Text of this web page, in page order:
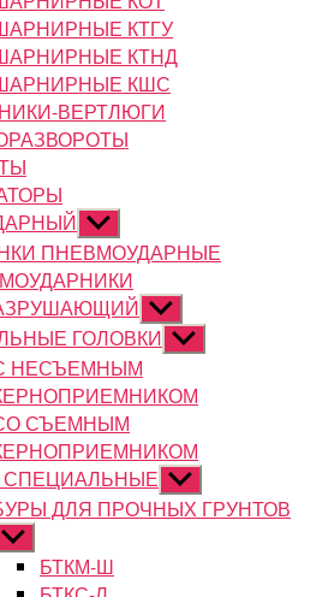
КТГУ
КТНД
КШС
ВЕРТЛЮГИ
Показывать
подменю
ПНЕВМОУДАРНЫЕ
Показывать
подменю
ГОЛОВКИ Показывать
подменю
НЕСЪЕМНЫМ
СЪЕМНЫМ
СПЕЦИАЛЬНЫЕ Показывать
подменю
ДЛЯ ПРОЧНЫХ ГРУНТОВ
Показывать
подменюБТКМ-Ш